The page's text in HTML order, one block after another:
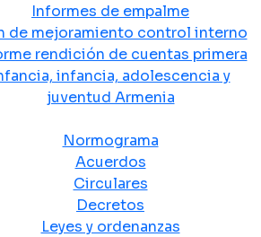
Informes de empalme
de mejoramiento control interno
rendición de cuentas primera
infancia, adolescencia y
juventud Armenia
Normograma
Acuerdos
Circulares
Decretos
Leyes y ordenanzas